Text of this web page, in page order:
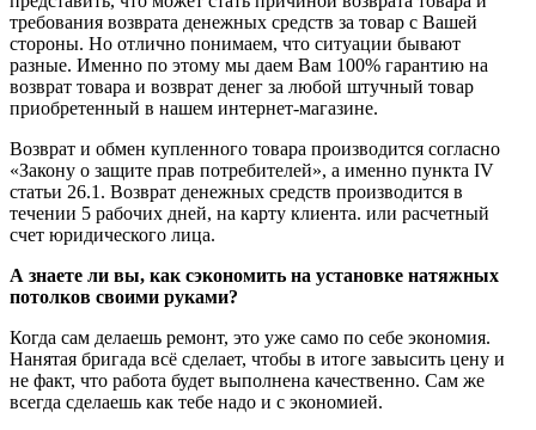
требования возврата денежных средств за товар с Вашей
стороны. Но отлично понимаем, что ситуации бывают
разные. Именно по этому мы даем Вам 100% гарантию на
возврат товара и возврат денег за любой штучный товар
приобретенный в нашем интернет-магазине.
Возврат и обмен купленного товара производится согласно
«Закону о защите прав потребителей», а именно пункта IV
статьи 26.1. Возврат денежных средств производится в
течении 5 рабочих дней, на карту клиента. или расчетный
счет юридического лица.
А знаете ли вы, как сэкономить на установке натяжных
потолков своими руками?
Когда сам делаешь ремонт, это уже само по себе экономия.
Нанятая бригада всё сделает, чтобы в итоге завысить цену и
не факт, что работа будет выполнена качественно. Сам же
всегда сделаешь как тебе надо и с экономией.